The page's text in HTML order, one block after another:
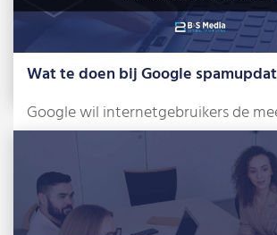
Wat te doen bij Google
Google wil internetgebruikers de
en betrouwbare zoekresultaten